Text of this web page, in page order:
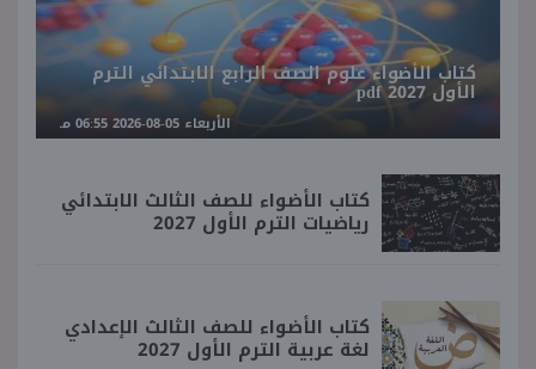
كتاب الأضواء علوم الصف الرابع الابتدائي الترم
الأول 2027 pdf
الأربعاء 05-08-2026 06:55 مـ
كتاب الأضواء للصف الثالث الابتدائي
رياضيات الترم الأول 2027
كتاب الأضواء للصف الثالث الإعدادي
لغة عربية الترم الأول 2027